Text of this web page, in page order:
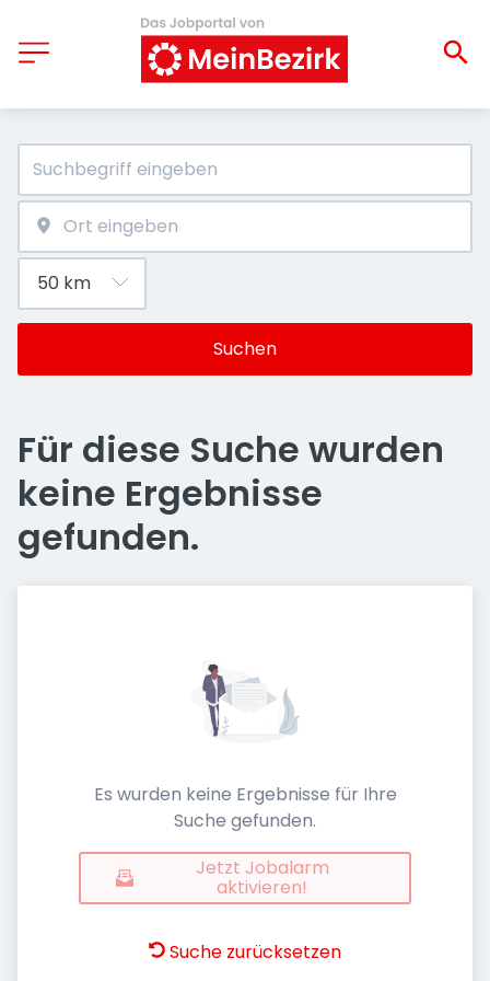
Suchen
Für diese Suche wurden
keine Ergebnisse
gefunden.
Es wurden keine Ergebnisse für Ihre
Suche gefunden.
Jetzt Jobalarm
aktivieren!
Suche zurücksetzen